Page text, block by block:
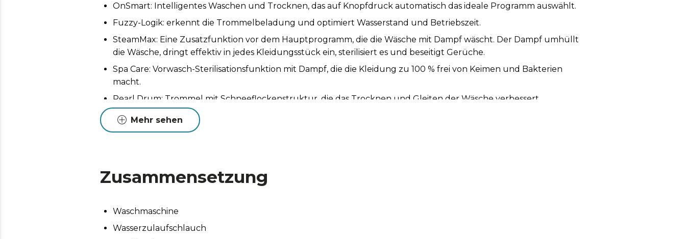
OnSmart: Intelligentes Waschen und Trocknen, das auf Knopfdruck automatisch das ideale Programm auswählt.
Fuzzy-Logik: erkennt die Trommelbeladung und optimiert Wasserstand und Betriebszeit.
SteamMax: Eine Zusatzfunktion vor dem Hauptprogramm, die die Wäsche mit Dampf wäscht. Der Dampf umhüllt
die Wäsche, dringt effektiv in jedes Kleidungsstück ein, sterilisiert es und beseitigt Gerüche.
Spa Care: Vorwasch-Sterilisationsfunktion mit Dampf, die die Kleidung zu 100 % frei von Keimen und Bakterien
macht.
Pearl Drum: Trommel mit Schneeflockenstruktur, die das Trocknen und Gleiten der Wäsche verbessert.
Space Pro: Mehr Fassungsvermögen auf demselben Raum dank extraflacher Trommelkonstruktion.
Touchdisplay: Steuern Sie die Waschmaschine komfortabel dank des XXL-Touchdisplays und sehen Sie alle
Komfortmodus: Dank des ESC-Systems wird der Wasch- und Schleudervorgang auf einen ultraleisen Modus
KidLock: Kindersicherung.
Mehr sehen
Zusammensetzung
Waschmaschine
Wasserzulaufschlauch